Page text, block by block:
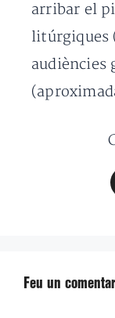
arribar el
litúrgiques
audiències
Feu un